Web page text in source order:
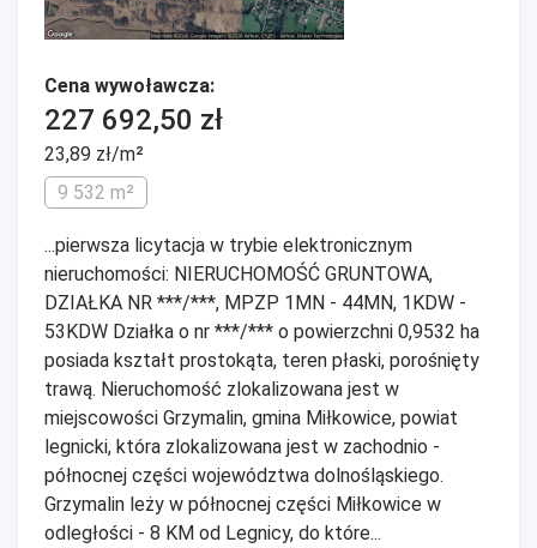
Cena wywoławcza:
227 692,50 zł
23,89 zł/m²
9 532 m²
...pierwsza licytacja w trybie elektronicznym
nieruchomości: NIERUCHOMOŚĆ GRUNTOWA,
DZIAŁKA NR ***/***, MPZP 1MN - 44MN, 1KDW -
53KDW Działka o nr ***/*** o powierzchni 0,9532 ha
posiada kształt prostokąta, teren płaski, porośnięty
trawą. Nieruchomość zlokalizowana jest w
miejscowości Grzymalin, gmina Miłkowice, powiat
legnicki, która zlokalizowana jest w zachodnio -
północnej części województwa dolnośląskiego.
Grzymalin leży w północnej części Miłkowice w
odległości - 8 KM od Legnicy, do które...